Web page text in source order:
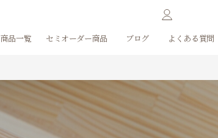
商品一覧 セミオーダー商品 ブログ よくある質問